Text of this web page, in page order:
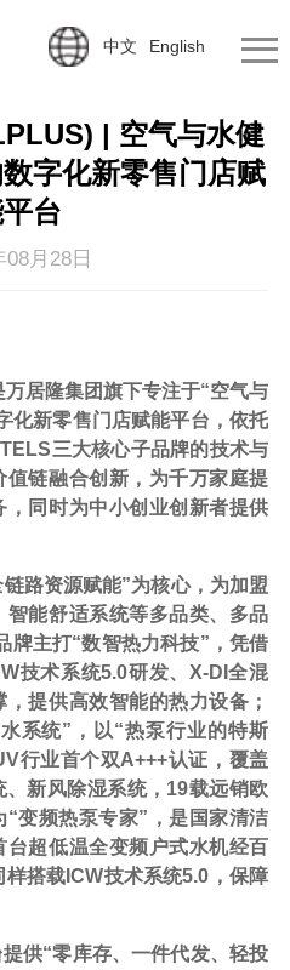
中文 English
| 空气与水健
字化新零售门店赋
台
08月28日
居隆集团旗下专注于“空气与
化新零售门店赋能平台，依托
三大核心子品牌的技术与
链融合创新，为千万家庭提
同时为中小创业创新者提供
路资源赋能”为核心，为加盟
能舒适系统等多品类、多品
主打“数智热力科技”，凭借
技术系统5.0研发、X-DI全混
提供高效智能的热力设备；
系统”，以“热泵行业的特斯
行业首个双A+++认证，覆盖
新风除湿系统，19载远销欧
变频热泵专家”，是国家清洁
超低温全变频户式水机经百
搭载ICW技术系统5.0，保障
供“零库存、一件代发、轻投